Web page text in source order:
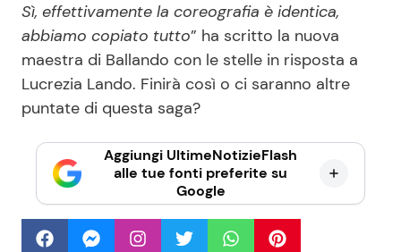
Sì, effettivamente la coreografia è identica,
abbiamo copiato tutto” ha scritto la nuova
maestra di Ballando con le stelle in risposta a
Lucrezia Lando. Finirà così o ci saranno altre
puntate di questa saga?
Aggiungi UltimeNotizieFlash
alle tue fonti preferite su
Google